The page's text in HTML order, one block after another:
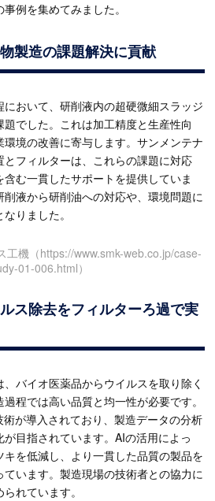
例を集めてみました。
製造の課題解決に貢献
おいて、研削液内の超硬微細スラッジ
でした。これは加工精度と生産性向
境の改善に寄与します。サンメンテナ
フィルターは、これらの課題に対応
む一貫したサポートを提供していま
液から研削油への対応や、環境問題に
りました。
工機（https://www.smk-web.co.jp/case-
01-006.html）
ス除去をフィルターろ過で実
バイオ医薬品からウイルスを取り除く
程では高い品質と均一性が必要です。
が導入されており、製造データの分析
目指されています。AIの活用によっ
を低減し、より一貫した品質の製品を
います。製造現場の技術者との協力に
れています。